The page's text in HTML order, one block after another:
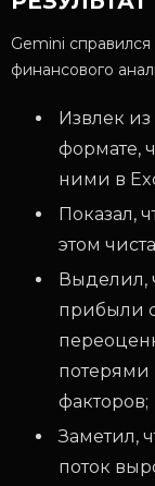
Gemini
финансового
Извлек
формате,
ними в
Показал,
этом
Выделил,
прибыли
потерями
факторов;
Заметил,
поток